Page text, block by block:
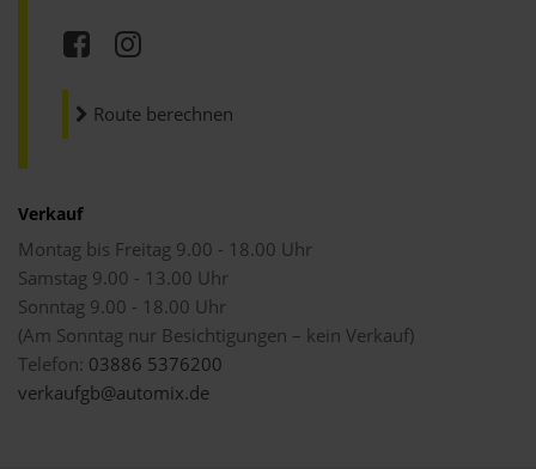
Route berechnen
Verkauf
Montag bis Freitag 9.00 - 18.00 Uhr
Samstag 9.00 - 13.00 Uhr
Sonntag 9.00 - 18.00 Uhr
(Am Sonntag nur Besichtigungen – kein Verkauf)
Telefon: 03886 5376200
verkaufgb@automix.de